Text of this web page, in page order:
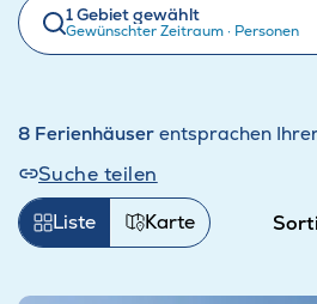
1 Gebiet gewählt
Gewünschter Zeitraum· Personen
8 Ferienhäuser entsprachen
Suche teilen
Liste Karte